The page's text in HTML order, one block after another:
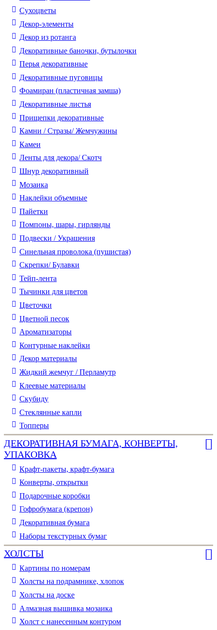
Cухоцветы
Декор-элементы
Декор из ротанга
Декоративные баночки, бутылочки
Перья декоративные
Декоративные пуговицы
Фоамиран (пластичная замша)
Декоративные листья
Прищепки декоративные
Камни / Cтразы/ Жемчужины
Камеи
Ленты для декора/ Скотч
Шнур декоративный
Мозаика
Наклейки объемные
Пайетки
Помпоны, шары, гирлянды
Подвески / Украшения
Синельная проволока (пушистая)
Скрепки/ Булавки
Тейп-лента
Тычинки для цветов
Цветочки
Цветной песок
Ароматизаторы
Контурные наклейки
Декор материалы
Жидкий жемчуг / Перламутр
Клеевые материалы
Скубиду
Стеклянные капли
Топперы
ДЕКОРАТИВНАЯ БУМАГА, КОНВЕРТЫ,
УПАКОВКА
Крафт-пакеты, крафт-бумага
Конверты, открытки
Подарочные коробки
Гофробумага (крепон)
Декоративная бумага
Наборы текстурных бумаг
ХОЛСТЫ
Картины по номерам
Холсты на подрамнике, хлопок
Холсты на доске
Алмазная вышивка мозаика
Холст с нанесенным контуром